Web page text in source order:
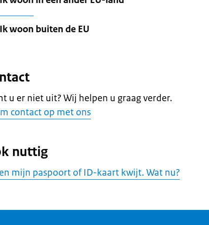
Ik woon buiten de EU
u er niet uit? Wij helpen u graag verder.
contact op met ons
nuttig
mijn paspoort of ID-kaart kwijt. Wat nu?